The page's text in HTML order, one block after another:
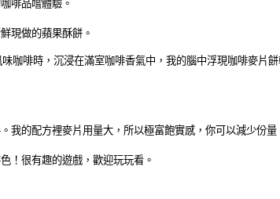
啡品嚐體驗。
現做的蘋果酥餅。
咖啡時，沉浸在滿室咖啡香氣中，我的腦中浮現咖啡麥片
的配方裡麥片用量大，所以極富飽實感，你可以減少份
！ 很有趣的遊戲，歡迎玩玩看。